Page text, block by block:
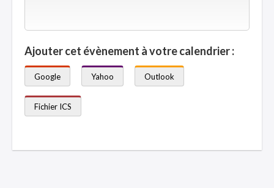
Ajouter cet évènement à votre calendrier :
Google Yahoo Outlook
Fichier ICS